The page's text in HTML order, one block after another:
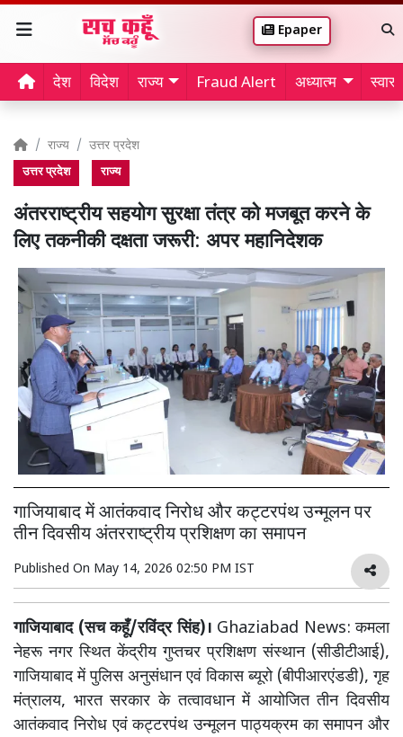
Epaper
देश विदेश राज्य Fraud Alert अध्यात्म
राज्य उत्तर प्रदेश
उत्तर प्रदेश राज्य
अंतरराष्ट्रीय सहयोग सुरक्षा तंत्र को मजबूत करने के
लिए तकनीकी दक्षता जरूरी: अपर महानिदेशक
गाजियाबाद में आतंकवाद निरोध और कट्टरपंथ उन्मूलन पर
तीन दिवसीय अंतरराष्ट्रीय प्रशिक्षण का समापन
Published On May 14, 2026 02:50 PM IST
गाजियाबाद (सच कहूँ/रविंद्र सिंह)। Ghaziabad News: कमला
नेहरू नगर स्थित केंद्रीय गुप्तचर प्रशिक्षण संस्थान (सीडीटीआई),
गाजियाबाद में पुलिस अनुसंधान एवं विकास ब्यूरो (बीपीआरएंडडी), गृह
मंत्रालय, भारत सरकार के तत्वावधान में आयोजित तीन दिवसीय
आतंकवाद निरोध एवं कट्टरपंथ उन्मूलन पाठ्यक्रम का समापन और